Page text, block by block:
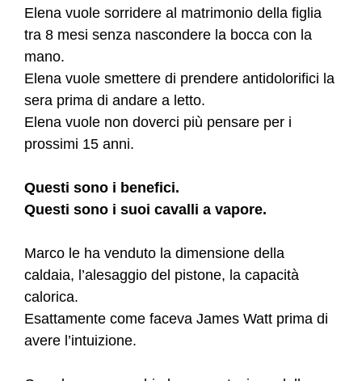
Elena vuole sorridere al matrimonio della figlia
tra 8 mesi senza nascondere la bocca con la
mano.
Elena vuole smettere di prendere antidolorifici la
sera prima di andare a letto.
Elena vuole non doverci più pensare per i
prossimi 15 anni.
Questi sono i benefici.
Questi sono i suoi cavalli a vapore.
Marco le ha venduto la dimensione della
caldaia, l’alesaggio del pistone, la capacità
calorica.
Esattamente come faceva James Watt prima di
avere l’intuizione.